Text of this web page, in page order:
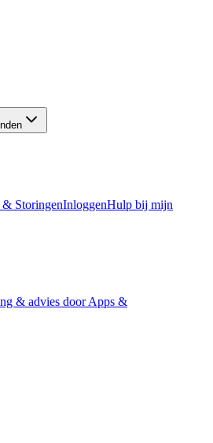
StoringenInloggenHulp bij mijn
& advies door Apps &